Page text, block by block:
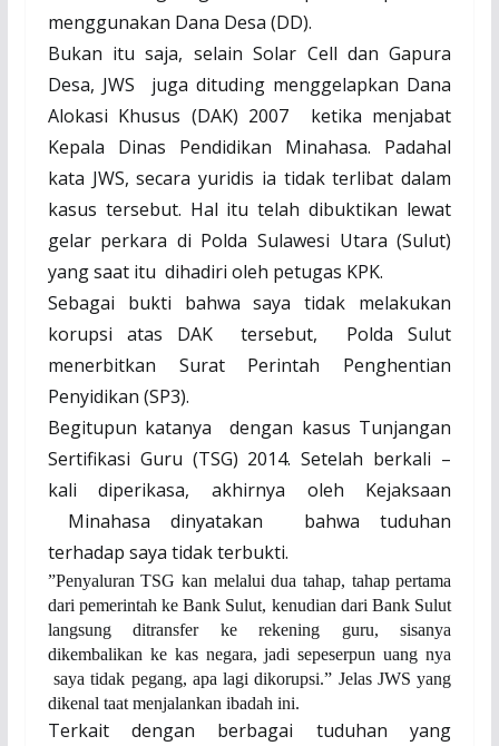
menggunakan Dana Desa (DD).
Bukan itu saja, selain Solar Cell dan Gapura
Desa, JWS
juga dituding menggelapkan Dana
Alokasi Khusus (DAK) 2007
ketika menjabat
Kepala Dinas Pendidikan Minahasa. Padahal
kata JWS, secara yuridis ia tidak terlibat dalam
kasus tersebut. Hal itu telah dibuktikan lewat
gelar perkara di Polda Sulawesi Utara (Sulut)
yang saat itu dihadiri oleh petugas KPK.
Sebagai bukti bahwa saya tidak melakukan
korupsi atas DAK
tersebut, Polda Sulut
menerbitkan Surat Perintah Penghentian
Penyidikan (SP3).
Begitupun katanya
dengan kasus Tunjangan
Sertifikasi Guru (TSG) 2014. Setelah berkali –
kali diperikasa, akhirnya oleh Kejaksaan
Minahasa dinyatakan
bahwa tuduhan
terhadap saya tidak terbukti.
”Penyaluran TSG kan melalui dua tahap, tahap pertama
dari pemerintah ke Bank Sulut, kenudian dari Bank Sulut
langsung ditransfer ke rekening guru, sisanya
dikembalikan ke kas negara, jadi sepeserpun uang nya
saya tidak pegang, apa lagi dikorupsi.” Jelas JWS yang
dikenal taat menjalankan ibadah ini.
Terkait dengan berbagai tuduhan yang